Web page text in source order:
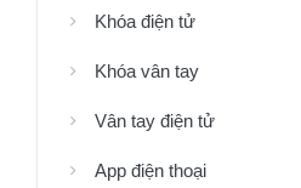
Khóa điện tử
Khóa vân tay
Vân tay điện tử
App điện thoại